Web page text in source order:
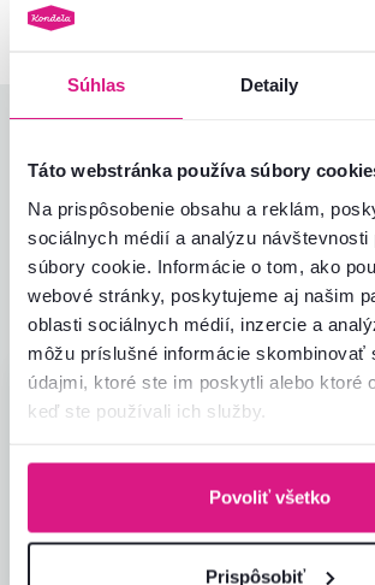
Súhlas Detaily
Táto webstránka používa súbory
Na prispôsobenie obsahu a reklám,
sociálnych médií a analýzu návštevnosti
súbory cookie. Informácie o tom, ako
webové stránky, poskytujeme aj našim
oblasti sociálnych médií, inzercie a
môžu príslušné informácie skombinovať
údajmi, ktoré ste im poskytli alebo ktoré
keď ste používali ich služby.
Povoliť všetko
Prispôsobiť
4,9
8recenzií
Kvalita výrobku
Zodpovedá očakávaniam
Zabalenie výrobku
Pomer hodnoty a ceny
M
Miloš K.
29.12.2025, Žilina,
5
dodanie a zabalenie kvalitné.
Recenzia pre rovnaký model, avšak v inom